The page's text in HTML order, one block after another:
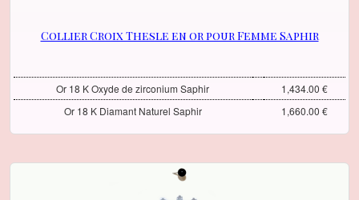
Collier Croix Thesle en or pour Femme Saphir
Or 18 K Oxyde de zirconium Saphir
1,434.00 €
Or 18 K Diamant Naturel Saphir
1,660.00 €